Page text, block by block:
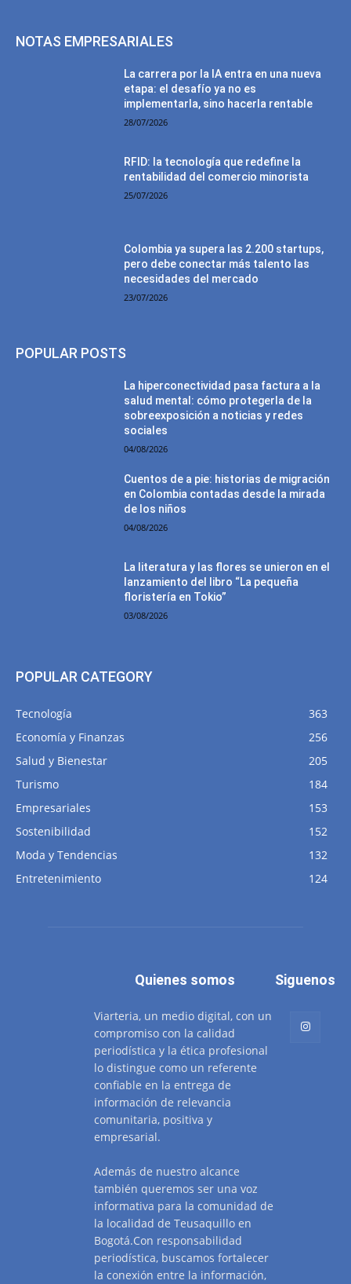
NOTAS EMPRESARIALES
La carrera por la IA entra en una nueva
etapa: el desafío ya no es
implementarla, sino hacerla rentable
28/07/2026
RFID: la tecnología que redefine la
rentabilidad del comercio minorista
25/07/2026
Colombia ya supera las 2.200 startups,
pero debe conectar más talento las
necesidades del mercado
23/07/2026
POPULAR POSTS
La hiperconectividad pasa factura a la
salud mental: cómo protegerla de la
sobreexposición a noticias y redes
sociales
04/08/2026
Cuentos de a pie: historias de migración
en Colombia contadas desde la mirada
de los niños
04/08/2026
La literatura y las flores se unieron en el
lanzamiento del libro “La pequeña
floristería en Tokio”
03/08/2026
POPULAR CATEGORY
Tecnología
363
Economía y Finanzas
256
Salud y Bienestar
205
Turismo
184
Empresariales
153
Sostenibilidad
152
Moda y Tendencias
132
Entretenimiento
124
Quienes somos
Viarteria, un medio digital, con un
compromiso con la calidad
periodística y la ética profesional
lo distingue como un referente
confiable en la entrega de
información de relevancia
comunitaria, positiva y
empresarial.
Además de nuestro alcance
también queremos ser una voz
informativa para la comunidad de
la localidad de Teusaquillo en
Bogotá.Con responsabilidad
periodística, buscamos fortalecer
la conexión entre la información,
Siguenos